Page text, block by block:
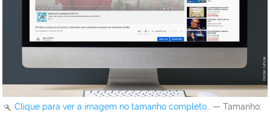
Clique para ver a imagem no tamanho completo… — Tamanho: